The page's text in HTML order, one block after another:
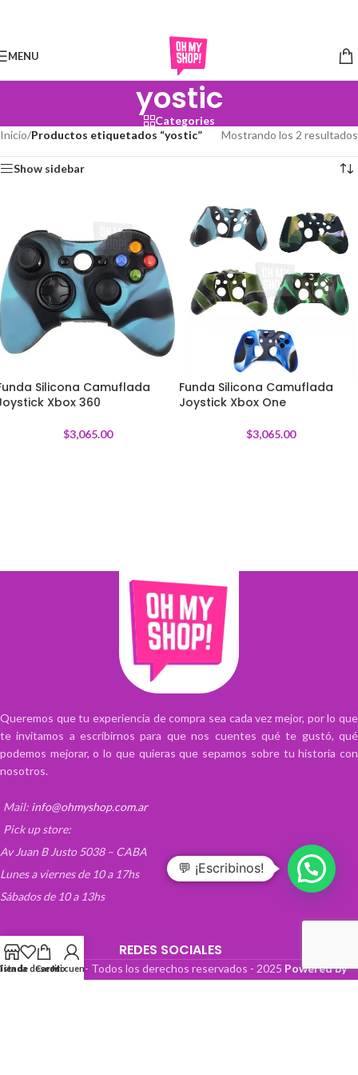
MENU
yostic
Categories
Inicio/Productos etiquetados “yostic” Mostrando los 2 resultados
Show sidebar
Silicona Camuflada
Xbox 360
$3,065.00
Funda Silicona Camuflada
Joystick Xbox One
$3,065.00
Queremos que tu experiencia de compra sea cada vez mejor, por lo que
te invitamos a escribirnos para que nos cuentes qué te gustó, qué
podemos mejorar, o lo que quieras que sepamos sobre tu historia con
nosotros.
Mail: info@ohmyshop.com.ar
Pick up store:
Av Juan B Justo 5038 – CABA
Lunes a viernes de 10 a 17hs
Sábados de 10 a 13hs
REDES SOCIALES
OhMyTienda! - Todos los derechos reservados - 2025 Powered by
de deseos
CarritoMi cuenta
💬 ¡Escribinos!